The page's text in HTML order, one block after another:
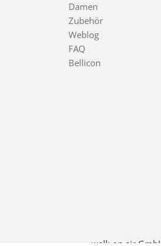
Damen
Zubehör
Weblog
FAQ
Bellicon
walk on air